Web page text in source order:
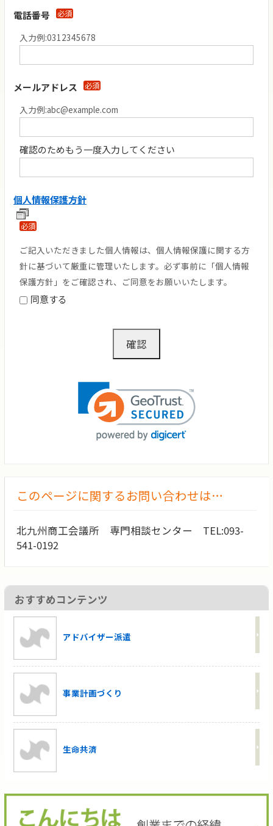
電話番号 必須
入力例:0312345678
メールアドレス 必須
入力例:abc@example.com
確認のためもう一度入力してください
個人情報保護方針
必須
ご記入いただきました個人情報は、個人情報保護に関する方
針に基づいて厳重に管理いたします。必ず事前に「個人情報
保護方針」をご確認され、ご同意をお願いいたします。
同意する
このページに関するお問い合わせは…
北九州商工会議所 専門相談センター TEL:093-
541-0192
おすすめコンテンツ
アドバイザー派遣
事業計画づくり
生命共済